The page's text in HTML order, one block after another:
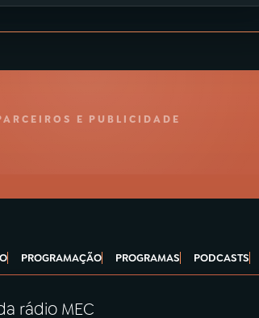
E PUBLICIDADE
PROGRAMAÇÃO PROGRAMAS PODCASTS
rádio MEC